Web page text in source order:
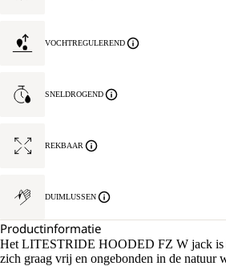
VOCHTREGULEREND
SNELDROGEND
REKBAAR
DUIMLUSSEN
Productinformatie
Het LITESTRIDE HOODED FZ W jack is
zich graag vrij en ongebonden in de natuur